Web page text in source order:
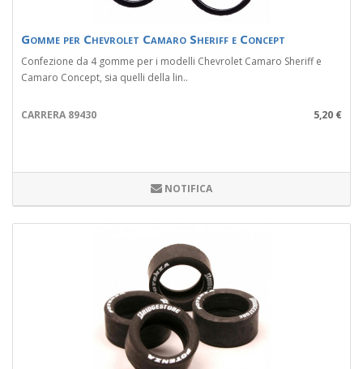
Gomme per Chevrolet Camaro Sheriff e Concept
Confezione da 4 gomme per i modelli Chevrolet Camaro Sheriff e
Camaro Concept, sia quelli della lin..
CARRERA 89430 5,20 €
NOTIFICA